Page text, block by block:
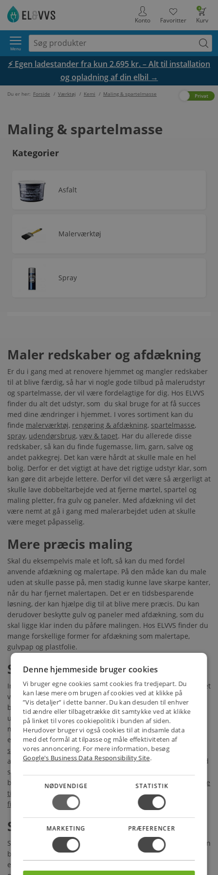
0
Kurv
Favoritter
Konto
Menu
⚡ Egen ladestander fra kun 2.695 kr. – Alt til installation
og opladning af din elbil →
Du er her: Forside / Værktøj / Kemi / Maling & spartelmasse Privat
Maling & spartelmasse
Kategorier
Asfalt
Malerværktøj
Spray
Maler redskaber og afdækning
Er du i gang med at renovere hjemmet og mangler redskaber
til at blive færdig, så har vi nogle gode tilbud på malerudstyr
og spartelmasse, der vil være fordelagtige for dig. Hos ELVVS
finder du alt det udstyr, som du skal bruge for at få succes
med dine ændringer i hjemmet. I vores sortiment kan du
finde malerværktøj, rengøring & afdækning, spartelmasse,
spray, udendørsbrug, væv & tapet. Har du allerede disse
redskaber, så kan du finde fugemasse, lim, garn, salve og
andet pakkegrej. Det kan være hårdt at skulle male en hel
bolig. Derfor er det vigtigt at have det rigtige udstyr klar, som
kan gøre dit arbejde lettere. Derfor vil det være så ærgerligt at
skulle lave dobbeltarbejde ved at fjerne mørtel, spartel og
maling pletter, fra gulv og paneler. Med afdækning vil det
være nemt at gå i gang med malerarbejdet uden at skulle
være meget påpasselig.
Mere præcis maling
Skal du eksempelvis male et loft, så kan du med fordel
anvende afdækning og malertape. På den måde kan du male
uden at skulle passe på, men stadig kunne lave skarpe kanter,
når du har fjernet malertapen. Det er en tidsbesparende
løsning, der kan hjælpe dig til at blive mere præcis. Du kan
derudover beskytte gulv og paneler med afdækning, som du
skal ligge klar inden du påføre malingen. Hos ELVVS finder du
mange forskellige former for afdækning som malertape,
gulvpap og plastfolie.
Spartelmasse
Inden du skal i gang med at male væggene derhjemme, vil det
være en god idé at undersøge, om væggene trænger til at
blive spartlet inden. Hvis der er niveauforskelle eller
ujævnheder på væggen, vil din væg også blive ujævn når du
maler den over. Vil du gerne have en væg, der er helt glat
efter malingen er påført, så kan du se vores udvalg af
sandsparteli fin og medium og til vådrum. Det, der er
afgørende når du skal finde en spartelmasse er formålet med
spartelmassen og typen. Skal du f.eks. bruge det i et
badeværelse eller et køkken, så skal du anvendespartelmasse
til vådrum
. Vi har også specielt lavet
spartelmasse til træ og
fiber
til fornuftige priser.
Spraymaling
Spraymaling kan bruges til et hav af forskellige formål. Du kan
bruge spraymaling til mange forskellige formål som
eksempelvis at overmale en radiatorer, dekorationer, møbler
Denne hjemmeside bruger cookies
Vi bruger egne cookies samt cookies fra tredjepart. Du
kan læse mere om brugen af cookies ved at klikke på
”Vis detaljer” i dette banner. Du kan desuden til enhver
tid ændre eller tilbagetrække dit samtykke ved at klikke
på linket til vores cookiepolitik i bunden af siden.
Herudover bruger vi også cookies til at indsamle data
med det formål at tilpasse og måle effektiviteten af
vores annoncering. For mere information, besøg
Google's Business Data Responsibility Site.
NØDVENDIGE STATISTIK
MARKETING PRÆFERENCER